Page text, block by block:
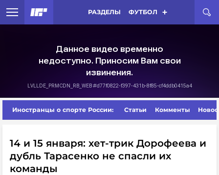
РАЗДЕЛЫ ФУТБОЛ
Иностранцы о спорте России: Статьи Комменты
14 и 15 января: хет-трик Дорофеева и
дубль Тарасенко не спасли их
команды